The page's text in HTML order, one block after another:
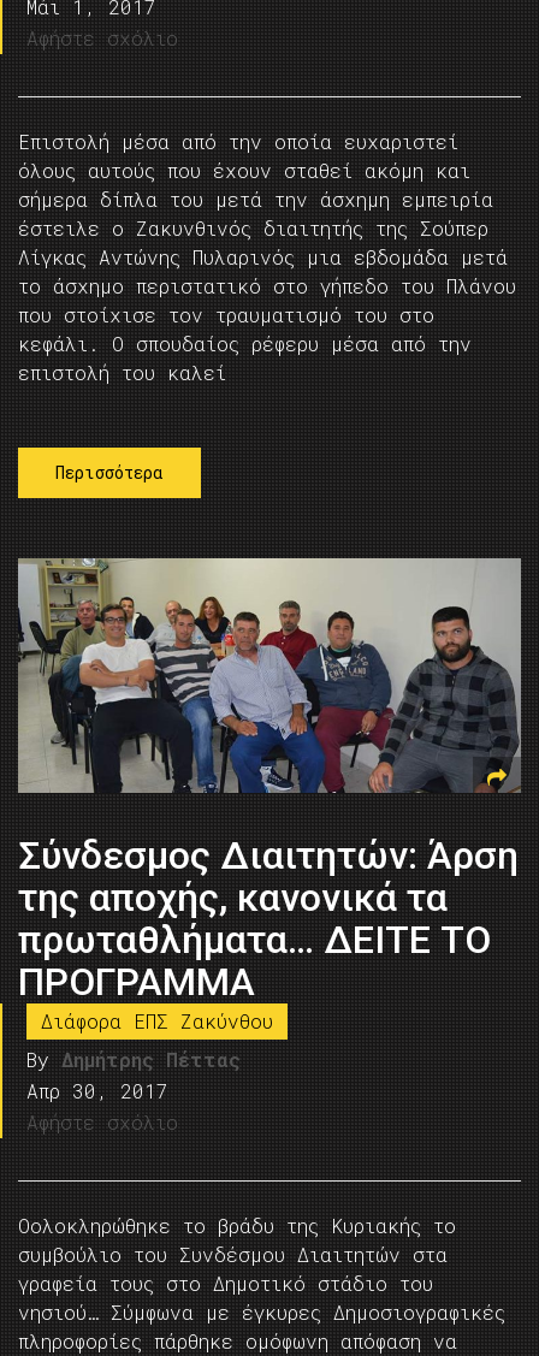
Μάι 1, 2017
Αφήστε σχόλιο
Επιστολή μέσα από την οποία ευχαριστεί
όλους αυτούς που έχουν σταθεί ακόμη και
σήμερα δίπλα του μετά την άσχημη εμπειρία
έστειλε ο Ζακυνθινός διαιτητής της Σούπερ
Λίγκας Αντώνης Πυλαρινός μια εβδομάδα μετά
το άσχημο περιστατικό στο γήπεδο του Πλάνου
που στοίχισε τον τραυματισμό του στο
κεφάλι. Ο σπουδαίος ρέφερυ μέσα από την
επιστολή του καλεί
Περισσότερα
Σύνδεσμος Διαιτητών: Άρση
της αποχής, κανονικά τα
πρωταθλήματα… ΔΕΙΤΕ ΤΟ
ΠΡΟΓΡΑΜΜΑ
Διάφορα ΕΠΣ Ζακύνθου
By Δημήτρης Πέττας
Απρ 30, 2017
Αφήστε σχόλιο
Oολοκληρώθηκε το βράδυ της Κυριακής το
συμβούλιο του Συνδέσμου Διαιτητών στα
γραφεία τους στο Δημοτικό στάδιο του
νησιού… Σύμφωνα με έγκυρες Δημοσιογραφικές
πληροφορίες πάρθηκε ομόφωνη απόφαση να